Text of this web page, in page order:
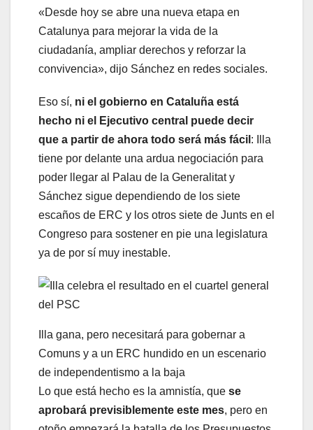
«Desde hoy se abre una nueva etapa en
Catalunya para mejorar la vida de la
ciudadanía, ampliar derechos y reforzar la
convivencia», dijo Sánchez en redes sociales.
Eso sí, ni el gobierno en Cataluña está
hecho ni el Ejecutivo central puede decir
que a partir de ahora todo será más fácil : Illa
tiene por delante una ardua negociación para
poder llegar al Palau de la Generalitat y
Sánchez sigue dependiendo de los siete
escaños de ERC y los otros siete de Junts en el
Congreso para sostener en pie una legislatura
ya de por sí muy inestable.
Illa gana, pero necesitará para gobernar a
Comuns y a un ERC hundido en un escenario
de independentismo a la baja
Lo que está hecho es la amnistía, que se
aprobará previsiblemente este mes, pero en